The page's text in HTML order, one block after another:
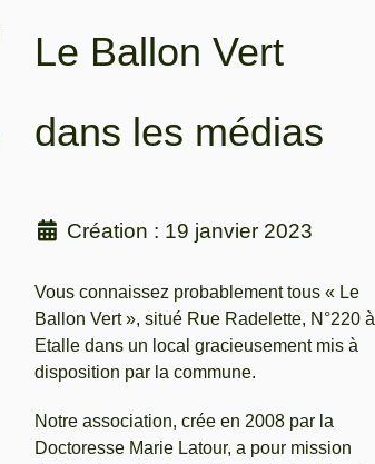
Le Ballon Vert
dans les médias
Création : 19 janvier 2023
Vous connaissez probablement tous « Le
Ballon Vert », situé Rue Radelette, N°220 à
Etalle dans un local gracieusement mis à
disposition par la commune.
Notre association, crée en 2008 par la
Doctoresse Marie Latour, a pour mission